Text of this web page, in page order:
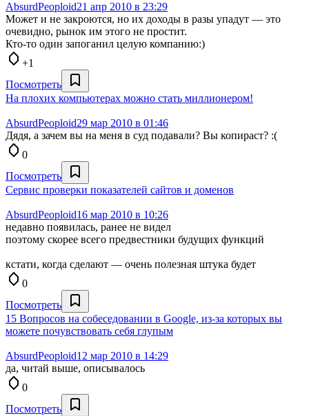
AbsurdPeoploid21 апр 2010 в 23:29
Может и не закроются, но их доходы в разы упадут — это
очевидно, рынок им этого не простит.
Кто-то один запоганил целую компанию:)
+1
Посмотреть
На плохих компьютерах можно стать миллионером!
AbsurdPeoploid29 мар 2010 в 01:46
Дядя, а зачем вы на меня в суд подавали? Вы копираст? :(
0
Посмотреть
Сервис проверки показателей сайтов и доменов
AbsurdPeoploid16 мар 2010 в 10:26
недавно появилась, ранее не видел
поэтому скорее всего предвестники будущих функций
кстати, когда сделают — очень полезная штука будет
0
Посмотреть
15 Вопросов на собеседовании в Google, из-за которых вы
можете почувствовать себя глупым
AbsurdPeoploid12 мар 2010 в 14:29
да, читай выше, описывалось
0
Посмотреть